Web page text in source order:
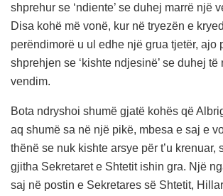
shprehur se ‘ndiente’ se duhej marrë një
Disa kohë më vonë, kur në tryezën e
perëndimorë u ul edhe një grua tjetër, ajo
shprehjen se ‘kishte ndjesinë’ se duhej të
vendim.
Bota ndryshoi shumë gjatë kohës që
aq shumë sa në një pikë, mbesa e saj e
thënë se nuk kishte arsye për t’u krenuar,
gjitha Sekretaret e Shtetit ishin gra. Një
saj në postin e Sekretares së Shtetit,